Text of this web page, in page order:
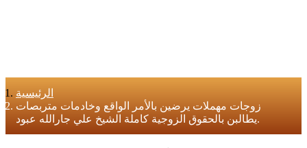
الرئيسية
زوجات مهملات يرضين بالأمر الواقع وخادمات متربصات
يطالبن بالحقوق الزوجية كاملة الشيخ علي جارالله عبود.